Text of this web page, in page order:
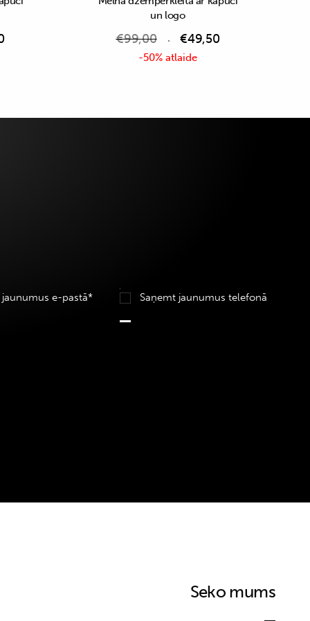
un logo
€99,00 €49,50
-50% atlaide
jaunumus e-pastā* Saņemt jaunumus telefonā
Seko mums